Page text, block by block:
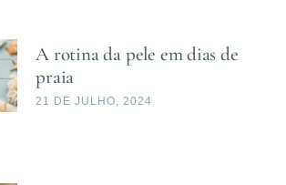
A rotina da pele em dias de
praia
21 DE JULHO, 2024